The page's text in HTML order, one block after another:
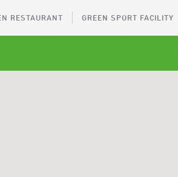
RESTAURANT GREEN SPORT FACILITY